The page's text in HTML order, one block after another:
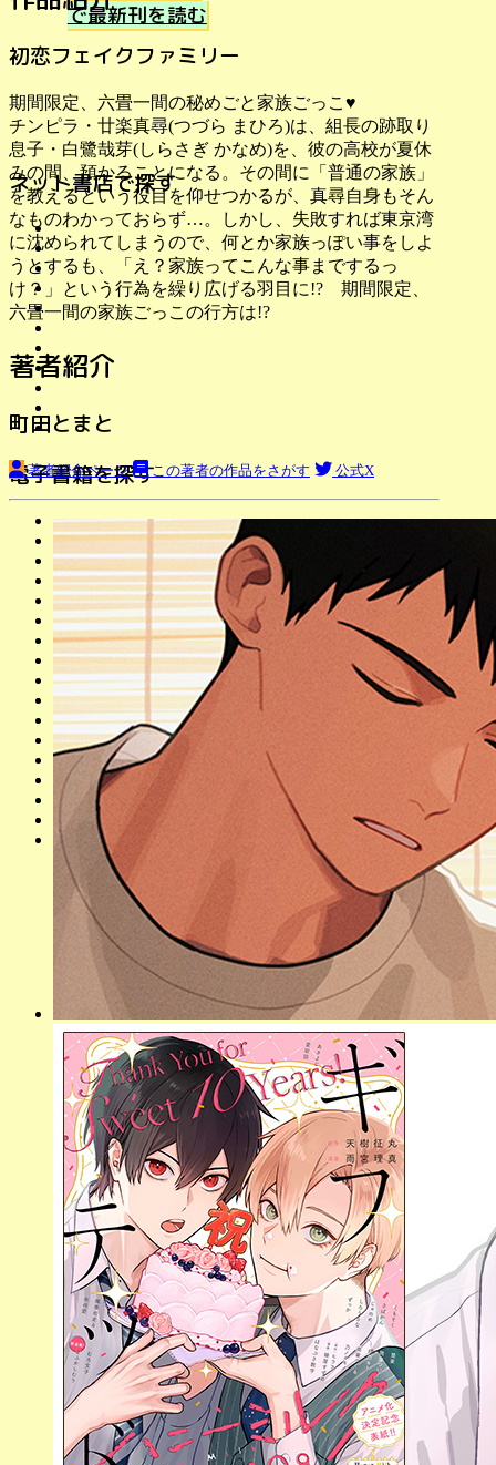
で最新刊を読む
ネット書店で探す
電子書籍を探す
初恋フェイクファミリー
期間限定、六畳一間の秘めごと家族ごっこ♥
チンピラ・廿楽真尋(つづら まひろ)は、組長の跡取り
息子・白鷺哉芽(しらさぎ かなめ)を、彼の高校が夏休
みの間、預かることになる。その間に「普通の家族」
を教えるという役目を仰せつかるが、真尋自身もそん
なものわかっておらず…。しかし、失敗すれば東京湾
に沈められてしまうので、何とか家族っぽい事をしよ
うとするも、「え？家族ってこんな事までするっ
け？」という行為を繰り広げる羽目に!? 期間限定、
六畳一間の家族ごっこの行方は!?
著者紹介
町田とまと
著者紹介ページ この著者の作品をさがす 公式X